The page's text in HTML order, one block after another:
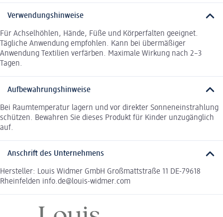
Verwendungshinweise
Für Achselhöhlen, Hände, Füße und Körperfalten geeignet.
Tägliche Anwendung empfohlen. Kann bei übermäßiger
Anwendung Textilien verfärben. Maximale Wirkung nach 2–3
Tagen.
Aufbewahrungshinweise
Bei Raumtemperatur lagern und vor direkter Sonneneinstrahlung
schützen. Bewahren Sie dieses Produkt für Kinder unzugänglich
auf.
Anschrift des Unternehmens
Hersteller: Louis Widmer GmbH Großmattstraße 11 DE-79618
Rheinfelden info.de@louis-widmer.com